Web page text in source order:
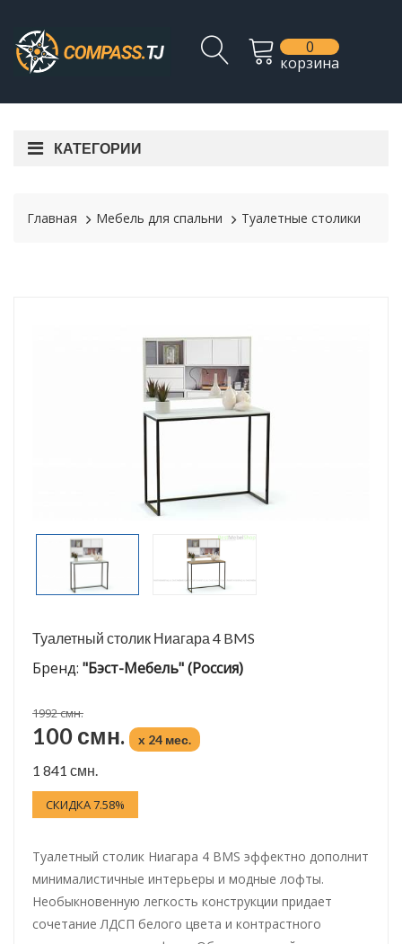
0
корзина
КАТЕГОРИИ
Главная Мебель для спальни Туалетные столики
Туалетный столик Ниагара 4 BMS
Бренд: "Бэст-Мебель" (Россия)
1992 смн.
100 смн. x 24 мес.
1 841 смн.
СКИДКА 7.58%
Туалетный столик Ниагара 4 BMS эффектно дополнит
минималистичные интерьеры и модные лофты.
Необыкновенную легкость конструкции придает
сочетание ЛДСП белого цвета и контрастного